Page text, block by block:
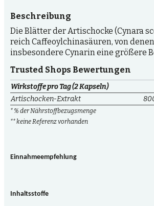
Beschreibung
Die Blätter der Artischocke (Cynara
reich Caffeoylchinasäuren, von denen
insbesondere Cynarin eine größere
Trusted Shops Bewertungen
Wirkstoffe pro Tag (2 Kapseln)
Artischocken-Extrakt
* % der Nährstoffbezugsmenge
** keine Referenz vorhanden
Einnahmeempfehlung
Inhaltsstoffe